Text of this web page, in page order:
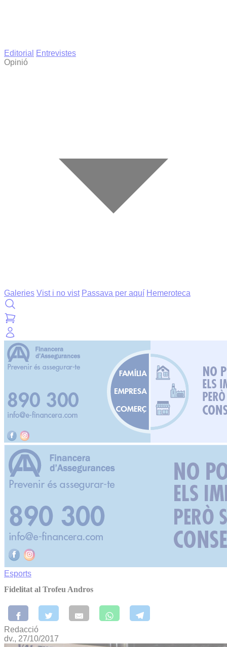
Editorial
Entrevistes
Opinió
Galeries Vist i no vist Passava per aquí Hemeroteca
Esports
Fidelitat al Trofeu Andros
Redacció
dv., 27/10/2017